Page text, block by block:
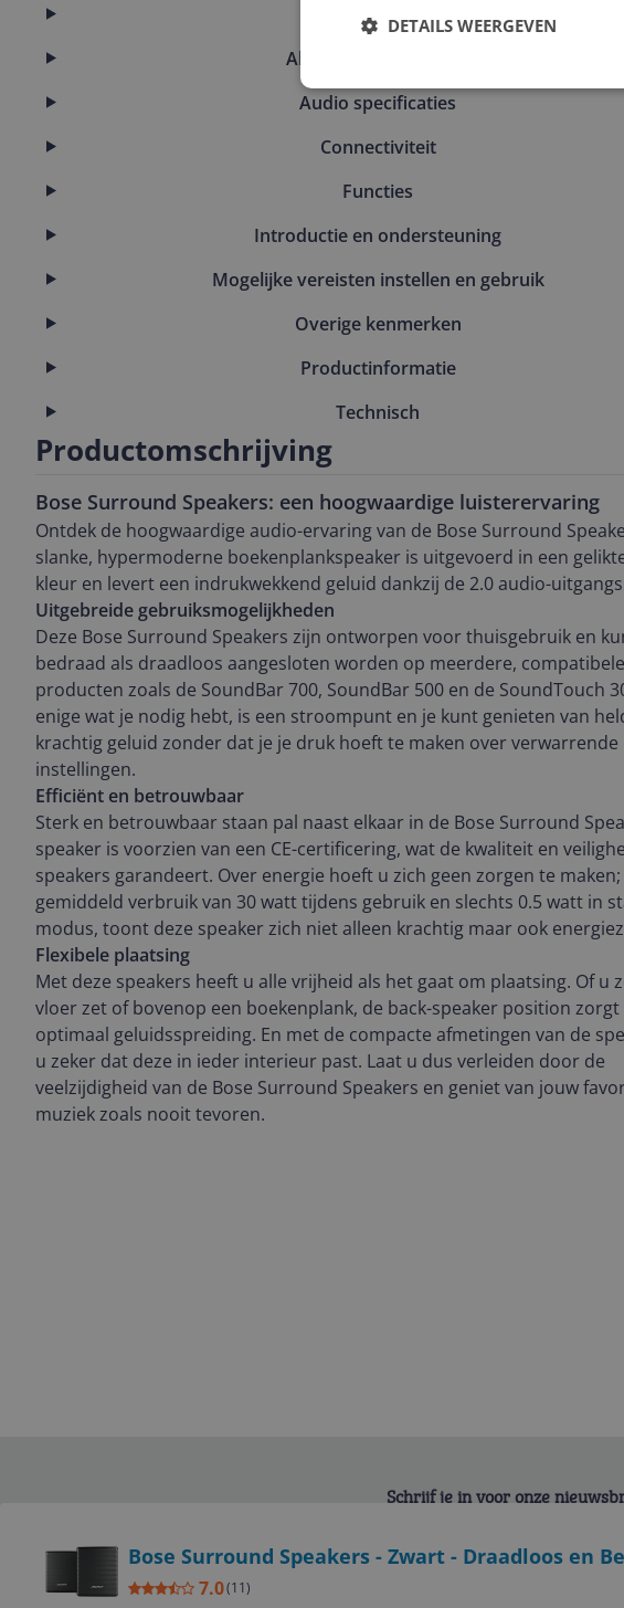
Algemeen
Algemene kenmerken
Audio specificaties
Connectiviteit
Functies
Introductie en ondersteuning
Mogelijke vereisten instellen en gebruik
Overige kenmerken
Productinformatie
Technisch
Productomschrijving
Bose Surround Speakers: een hoogwaardige luisterervaring
Ontdek de hoogwaardige audio-ervaring van de Bose Surround
slanke, hypermoderne boekenplankspeaker is uitgevoerd in een
kleur en levert een indrukwekkend geluid dankzij de 2.0 audio-
Uitgebreide gebruiksmogelijkheden
Deze Bose Surround Speakers zijn ontworpen voor thuisgebruik en
bedraad als draadloos aangesloten worden op meerdere,
producten zoals de SoundBar 700, SoundBar 500 en de SoundTouch
enige wat je nodig hebt, is een stroompunt en je kunt genieten van
krachtig geluid zonder dat je je druk hoeft te maken over verwarrende
instellingen.
Efficiënt en betrouwbaar
Sterk en betrouwbaar staan pal naast elkaar in de Bose Surround
speaker is voorzien van een CE-certificering, wat de kwaliteit en
speakers garandeert. Over energie hoeft u zich geen zorgen te
gemiddeld verbruik van 30 watt tijdens gebruik en slechts 0.5 watt in
modus, toont deze speaker zich niet alleen krachtig maar ook
Flexibele plaatsing
Met deze speakers heeft u alle vrijheid als het gaat om plaatsing. Of u
vloer zet of bovenop een boekenplank, de back-speaker position
optimaal geluidsspreiding. En met de compacte afmetingen van de
u zeker dat deze in ieder interieur past. Laat u dus verleiden door de
veelzijdigheid van de Bose Surround Speakers en geniet van jouw
muziek zoals nooit tevoren.
Bose Surround Speakers - Zwart - Draadloos en
7.0(11)
Schrijf je in voor onze
DETAILS WEERGEVEN